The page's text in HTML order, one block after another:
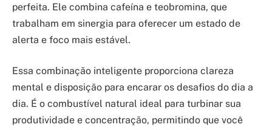
perfeita. Ele combina cafeína e teobromina, que
trabalham em sinergia para oferecer um estado de
alerta e foco mais estável.
Essa combinação inteligente proporciona clareza
mental e disposição para encarar os desafios do dia a
dia. É o combustível natural ideal para turbinar sua
produtividade e concentração, permitindo que você